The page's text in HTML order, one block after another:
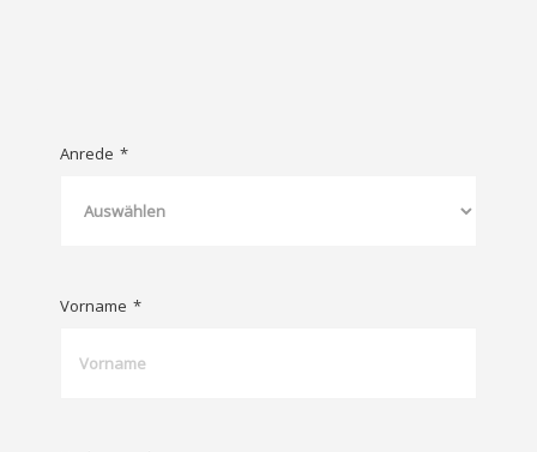
Anrede *
Vorname *